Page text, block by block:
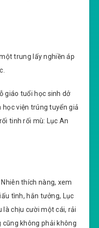
trung lấy nghiền áp
giáo tuổi học sinh dở
viện trúng tuyển giả
tinh rối mù: Lục An
thích nàng, xem
tình, hắn tưởng, Lục
là chịu cười một cái, rải
không phải không